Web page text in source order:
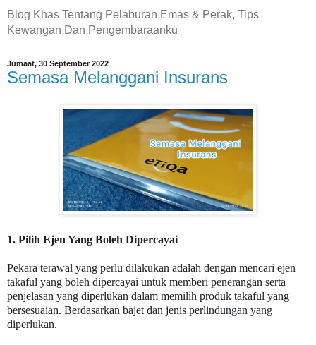
Blog Khas Tentang Pelaburan Emas & Perak, Tips
Kewangan Dan Pengembaraanku
Jumaat, 30 September 2022
Semasa Melanggani Insurans
1. Pilih Ejen Yang Boleh Dipercayai
Pekara terawal yang perlu dilakukan adalah dengan mencari ejen
takaful yang boleh dipercayai untuk memberi penerangan serta
penjelasan yang diperlukan dalam memilih produk takaful yang
bersesuaian. Berdasarkan bajet dan jenis perlindungan yang
diperlukan.